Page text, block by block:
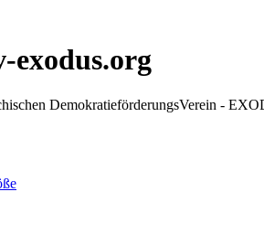
exodus.org
DemokratieförderungsVerein -